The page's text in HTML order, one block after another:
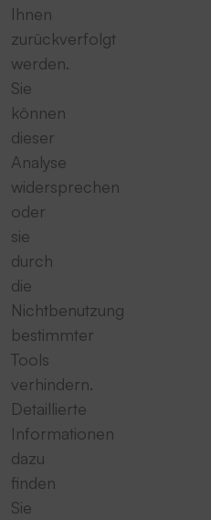
Ihnen
zurückverfolgt
werden.
Sie
können
dieser
Analyse
widersprechen
oder
sie
durch
die
Nichtbenutzung
bestimmter
Tools
verhindern.
Detaillierte
Informationen
dazu
finden
Sie